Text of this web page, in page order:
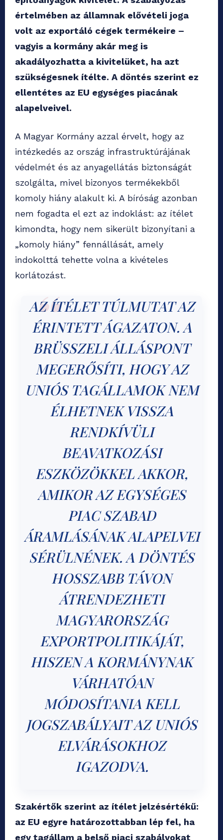
értelmében az államnak elővételi joga
volt az exportáló cégek termékeire –
vagyis a kormány akár meg is
akadályozhatta a kivitelüket, ha azt
szükségesnek ítélte. A döntés szerint ez
ellentétes az EU egységes piacának
alapelveivel.
A Magyar Kormány azzal érvelt, hogy az
intézkedés az ország infrastruktúrájának
védelmét és az anyagellátás biztonságát
szolgálta, mivel bizonyos termékekből
komoly hiány alakult ki. A bíróság azonban
nem fogadta el ezt az indoklást: az ítélet
kimondta, hogy nem sikerült bizonyítani a
„komoly hiány” fennállását, amely
indokolttá tehette volna a kivételes
korlátozást.
AZ ÍTÉLET TÚLMUTAT AZ
ÉRINTETT ÁGAZATON. A
BRÜSSZELI ÁLLÁSPONT
MEGERŐSÍTI, HOGY AZ
UNIÓS TAGÁLLAMOK NEM
ÉLHETNEK VISSZA
RENDKÍVÜLI
BEAVATKOZÁSI
ESZKÖZÖKKEL AKKOR,
AMIKOR AZ EGYSÉGES
PIAC SZABAD
ÁRAMLÁSÁNAK ALAPELVEI
SÉRÜLNÉNEK. A DÖNTÉS
HOSSZABB TÁVON
ÁTRENDEZHETI
MAGYARORSZÁG
EXPORTPOLITIKÁJÁT,
HISZEN A KORMÁNYNAK
VÁRHATÓAN
MÓDOSÍTANIA KELL
JOGSZABÁLYAIT AZ UNIÓS
ELVÁRÁSOKHOZ
IGAZODVA.
Szakértők szerint az ítélet jelzésértékű:
az EU egyre határozottabban lép fel, ha
egy tagállam a belső piaci szabályokat